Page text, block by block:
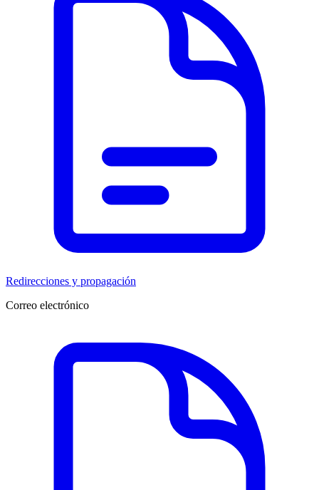
Redirecciones y propagación
Correo electrónico